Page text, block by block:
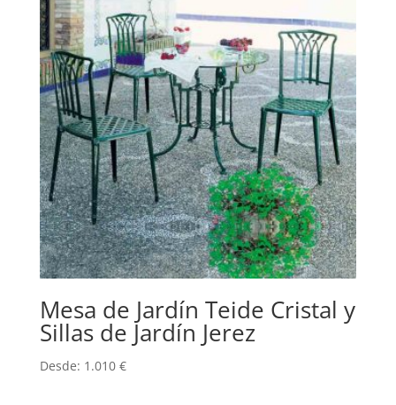
Mesa de Jardín Teide Cristal y
Sillas de Jardín Jerez
Desde: 1.010 €